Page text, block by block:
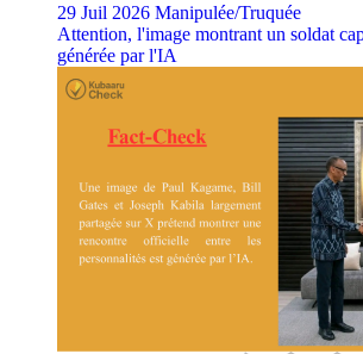
29 Juil 2026 Manipulée/Truquée
Attention, l'image montrant un soldat
générée par l'IA